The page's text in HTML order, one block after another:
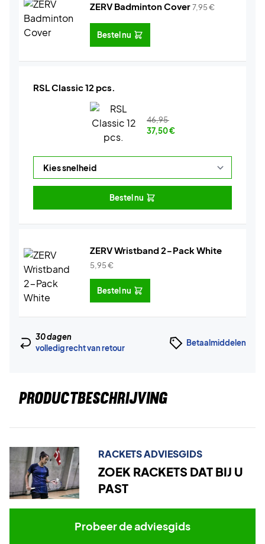
ZERV Badminton Cover7,95€
Bestel nu
RSL Classic 12 pcs.
46,95
37,50€
Bestel nu
ZERV Wristband 2-Pack White
5,95€
Bestel nu
30 dagen
volledig recht van retour
Betaalmiddelen
PRODUCTBESCHRIJVING
RACKETS ADVIESGIDS
ZOEK RACKETS DAT BIJ U
PAST
Probeer de adviesgids